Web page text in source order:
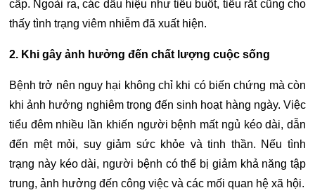
cấp. Ngoài ra, các dấu hiệu như tiểu buốt, tiểu rắt cũng cho
thấy tình trạng viêm nhiễm đã xuất hiện.
2. Khi gây ảnh hưởng đến chất lượng cuộc sống
Bệnh trở nên nguy hại không chỉ khi có biến chứng mà còn
khi ảnh hưởng nghiêm trọng đến sinh hoạt hàng ngày. Việc
tiểu đêm nhiều lần khiến người bệnh mất ngủ kéo dài, dẫn
đến mệt mỏi, suy giảm sức khỏe và tinh thần. Nếu tình
trạng này kéo dài, người bệnh có thể bị giảm khả năng tập
trung, ảnh hưởng đến công việc và các mối quan hệ xã hội.